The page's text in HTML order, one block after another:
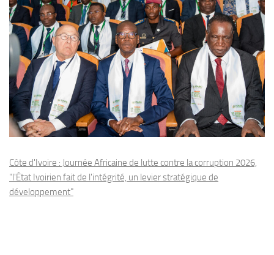
Côte d'Ivoire : Journée Africaine de lutte contre la corruption 2026,
"l'État Ivoirien fait de l'intégrité, un levier stratégique de
développement"